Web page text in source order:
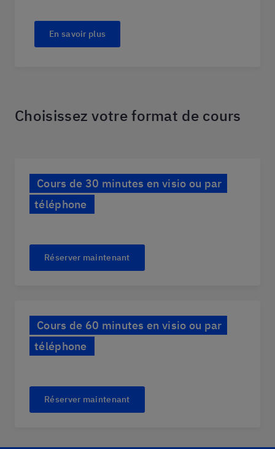
En savoir plus
Choisissez votre format de cours
Cours de 30 minutes en visio ou par
téléphone
Réserver maintenant
Cours de 60 minutes en visio ou par
téléphone
Réserver maintenant